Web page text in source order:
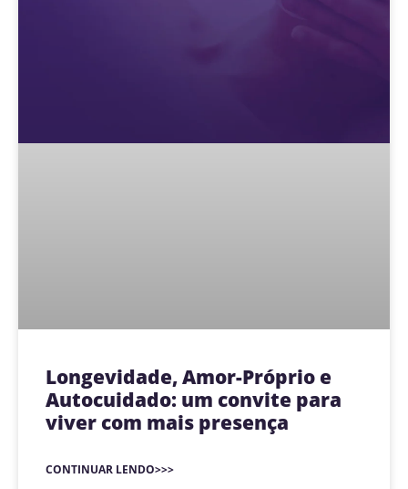
Longevidade, Amor-Próprio e
Autocuidado: um convite para
viver com mais presença
CONTINUAR LENDO>>>